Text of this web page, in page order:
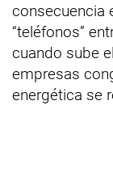
consecuencia
“teléfonos”
cuando sube
empresas
energética se